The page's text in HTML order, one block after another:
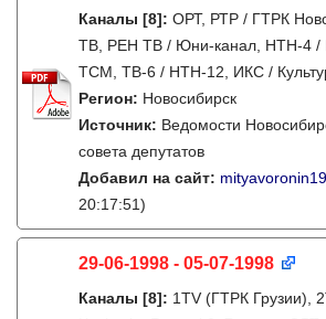
Каналы [8]: ОРТ, РТР / ГТРК
ТВ, РЕН ТВ / Юни-канал, НТН-4 /
ТСМ, ТВ-6 / НТН-12, ИКС /
Регион: Новосибирск
Источник: Ведомости
совета депутатов
Добавил на сайт:
20:17:51)
29-06-1998 - 05-07-1998
Каналы [8]: 1TV (ГТРК Грузии),